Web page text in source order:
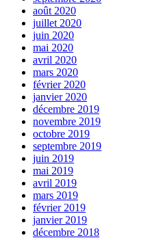
août 2020
juillet 2020
juin 2020
mai 2020
avril 2020
mars 2020
février 2020
janvier 2020
décembre 2019
novembre 2019
octobre 2019
septembre 2019
juin 2019
mai 2019
avril 2019
mars 2019
février 2019
janvier 2019
décembre 2018